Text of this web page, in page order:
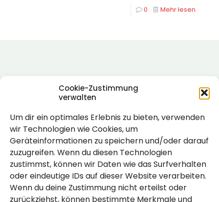
Cookie-Zustimmung
verwalten
Um dir ein optimales Erlebnis zu bieten, verwenden
wir Technologien wie Cookies, um
Geräteinformationen zu speichern und/oder darauf
zuzugreifen. Wenn du diesen Technologien
zustimmst, können wir Daten wie das Surfverhalten
oder eindeutige IDs auf dieser Website verarbeiten.
Wenn du deine Zustimmung nicht erteilst oder
zurückziehst, können bestimmte Merkmale und
0 Mehr lesen
Rechtlich
Impressum
Datenschutzerklärung
Cookie-Richtlinie (EU)